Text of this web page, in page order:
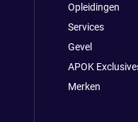
Opleidingen
Services
Gevel
APOK
Merken